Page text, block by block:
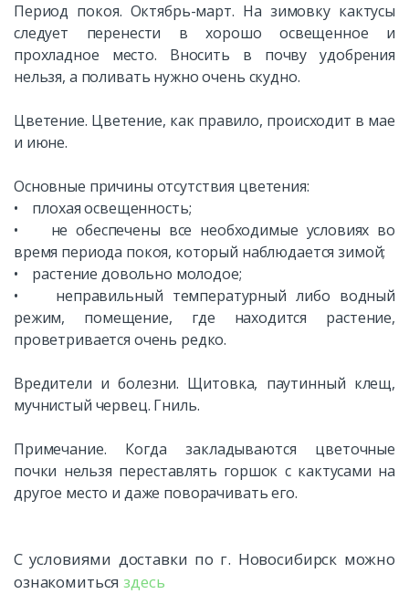
Период покоя. Октябрь-март. На зимовку кактусы
следует перенести в хорошо освещенное и
прохладное место. Вносить в почву удобрения
нельзя, а поливать нужно очень скудно.
Цветение. Цветение, как правило, происходит в мае
и июне.
Основные причины отсутствия цветения:
• плохая освещенность;
• не обеспечены все необходимые условиях во
время периода покоя, который наблюдается зимой;
• растение довольно молодое;
• неправильный температурный либо водный
режим, помещение, где находится растение,
проветривается очень редко.
Вредители и болезни. Щитовка, паутинный клещ,
мучнистый червец. Гниль.
Примечание. Когда закладываются цветочные
почки нельзя переставлять горшок с кактусами на
другое место и даже поворачивать его.
С условиями доставки по г. Новосибирск можно
ознакомитьсяздесь